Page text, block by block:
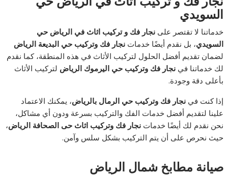
السويدي
خدماتنا لا تقتصر علىنجار فك و تركيب اثاث في الرياض حي
السويدي، بل نقدم أيضًا خدماتنجار فك وتركيب حي البديعة الرياض
لضمان تقديم أفضل الحلول لتركيب الأثاث في هذه المنطقة، كما نقدم
لك خدماتنا فينجار فك وتركيب حي اليرموك الرياض لتركيب الأثاث
بأعلى دقة وجودة.
إذا كنت فينجار فك وتركيب حي الرمال بالرياض، يمكنك الاعتماد
علينا لتقديم أفضل خدمات الفك والتركيب بسرعة ودون أي مشاكل،
نحن نقدم لك أيضًا خدماتنجار فك وتركيب اثاث حى الصحافة الرياض،
حيث نحرص على أن يتم التركيب بشكل سلس وآمن.
صيانة مطابخ شمال الرياض